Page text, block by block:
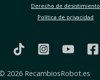
Derecho de desistimiento
Política de privacidad
2026 RecambiosRobot.es